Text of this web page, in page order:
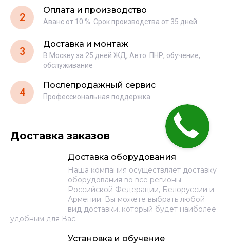
2
Оплата и производство
Аванс от 10 %. Срок производства от 35 дней.
3
Доставка и монтаж
В Москву за 25 дней ЖД, Авто. ПНР, обучение,
обслуживание
4
Послепродажный сервис
Профессиональная поддержка
Доставка заказов
Доставка оборудования
Наша компания осуществляет доставку
оборудования во все регионы
Российской Федерации, Белоруссии и
Армении. Вы можете выбрать любой
вид доставки, который будет наиболее
удобным для Вас.
Установка и обучение